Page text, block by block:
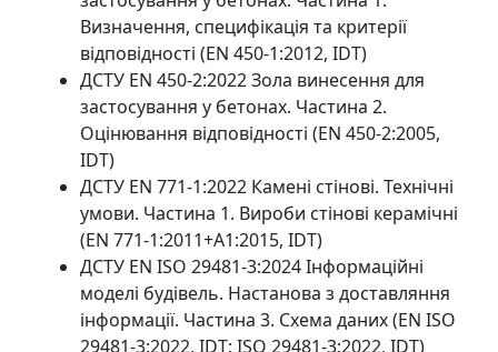
Визначення, специфікація та критерії
відповідності (EN 450-1:2012, IDT)
ДСТУ EN 450-2:2022 Зола винесення для
застосування у бетонах. Частина 2.
Оцінювання відповідності (EN 450-2:2005,
IDT)
ДСТУ EN 771-1:2022 Камені стінові. Технічні
умови. Частина 1. Вироби стінові керамічні
(EN 771-1:2011+A1:2015, IDT)
ДСТУ EN ISO 29481-3:2024 Інформаційні
моделі будівель. Настанова з доставляння
інформації. Частина 3. Схема даних (EN ISO
29481-3:2022, IDT; ISO 29481-3:2022, IDT)